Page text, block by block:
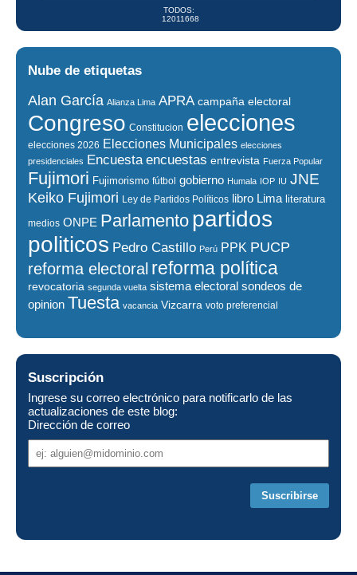
TODOS:
12011668
Nube de etiquetas
Alan García Alianza Lima APRA campaña electoral
Congreso Constitucion elecciones
elecciones 2026 Elecciones Municipales elecciones
presidenciales Encuesta encuestas entrevista Fuerza Popular
Fujimori Fujimorismo fútbol gobierno Humala IOP IU JNE
Keiko Fujimori Ley de Partidos Políticos libro Lima literatura
medios ONPE Parlamento partidos
politicos Pedro Castillo Perú PPK PUCP
reforma electoral reforma política
revocatoria segunda vuelta sistema electoral sondeos de
opinion Tuesta vacancia Vizcarra voto preferencial
Suscripción
Ingrese su correo electrónico para notificarlo de las
actualizaciones de este blog:
Dirección de correo
de